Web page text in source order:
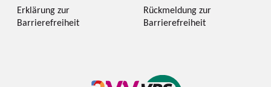
Erklärung zur
Barrierefreiheit
Rückmeldung zur
Barrierefreiheit